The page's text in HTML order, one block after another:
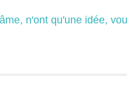
n'ont qu'une idée,